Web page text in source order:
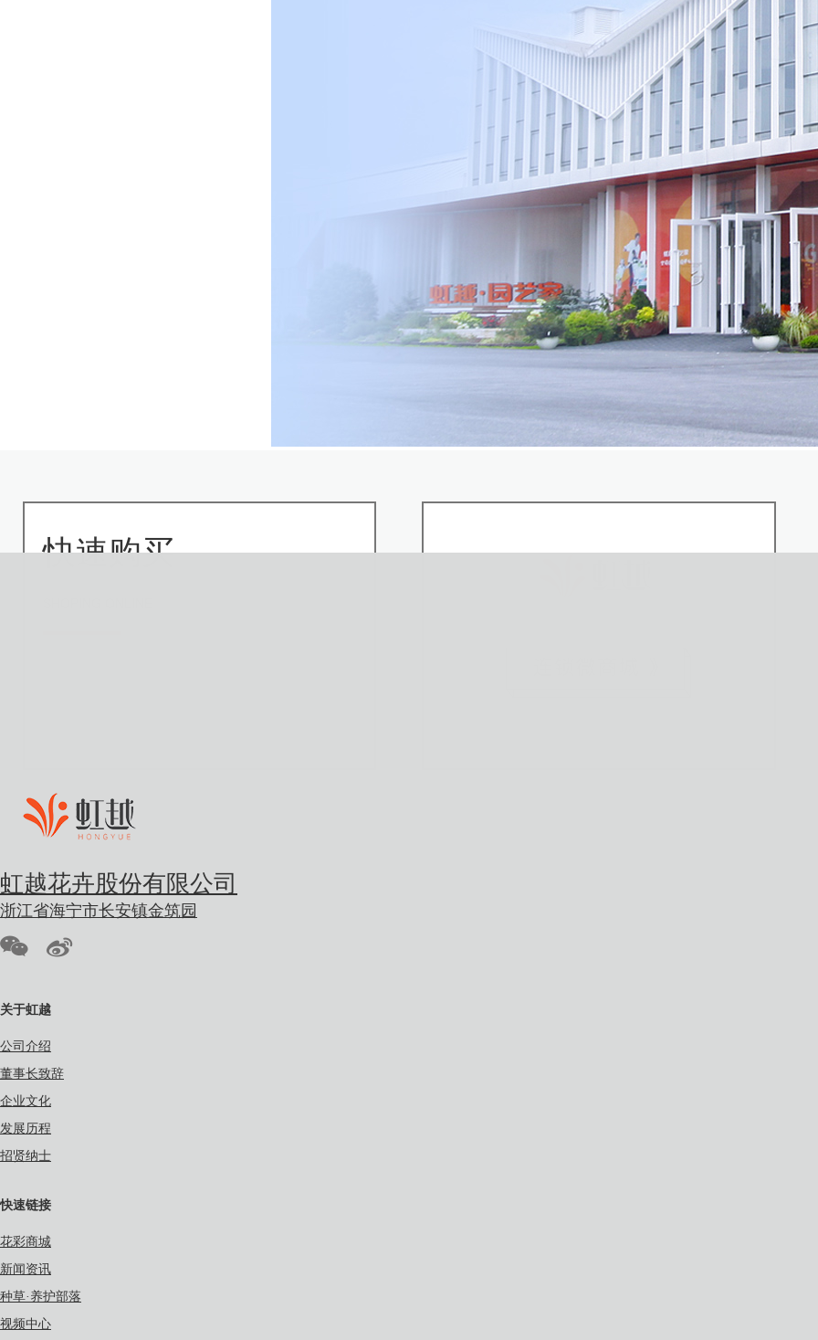
快速购买
虹越花卉股份有限公司
浙江省海宁市长安镇金筑园
关于虹越
公司介绍
董事长致辞
企业文化
发展历程
招贤纳士
快速链接
花彩商城
新闻资讯
种草·养护部落
视频中心